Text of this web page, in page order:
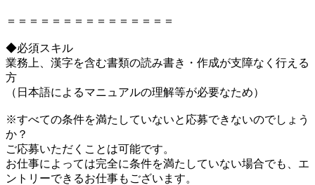
＝＝＝＝＝＝＝＝＝＝＝＝＝＝＝
◆必須スキル
業務上、漢字を含む書類の読み書き・作成が支障なく行える
方
（日本語によるマニュアルの理解等が必要なため）
※すべての条件を満たしていないと応募できないのでしょう
か？
ご応募いただくことは可能です。
お仕事によっては完全に条件を満たしていない場合でも、エ
ントリーできるお仕事もございます。